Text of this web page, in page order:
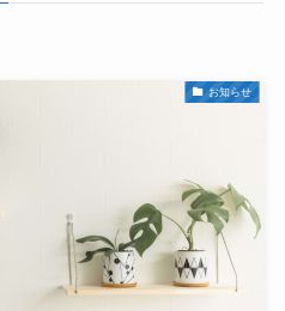
お知らせ